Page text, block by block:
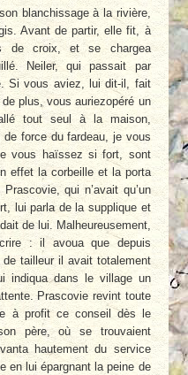
blanchissage à la rivière,
Avant de partir, elle fit, à
de croix, et se chargea
Neiler, qui passait par
Si vous aviez, lui dit-il, fait
plus, vous auriezopéré un
tout seul à la maison,
de force du fardeau, je vous
vous haïssez si fort, sont
effet la corbeille et la porta
qui n’avait qu’un
lui parla de la supplique et
de lui. Malheureusement,
: il avoua que depuis
de tailleur il avait totalement
indiqua dans le village un
Prascovie revint toute
à profit ce conseil dès le
père, où se trouvaient
hautement du service
en lui épargnant la peine de